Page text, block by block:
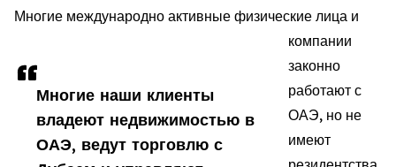
Многие наши клиенты
владеют недвижимостью в
ОАЭ, ведут торговлю с
Многие международно активные физические лица и
компании
законно
работают с
ОАЭ, но не
имеют